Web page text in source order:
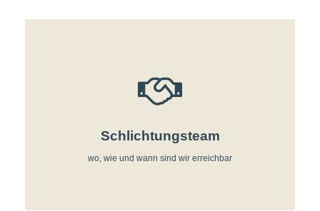
Schlichtungsteam
wo, wie und wann sind wir erreichbar